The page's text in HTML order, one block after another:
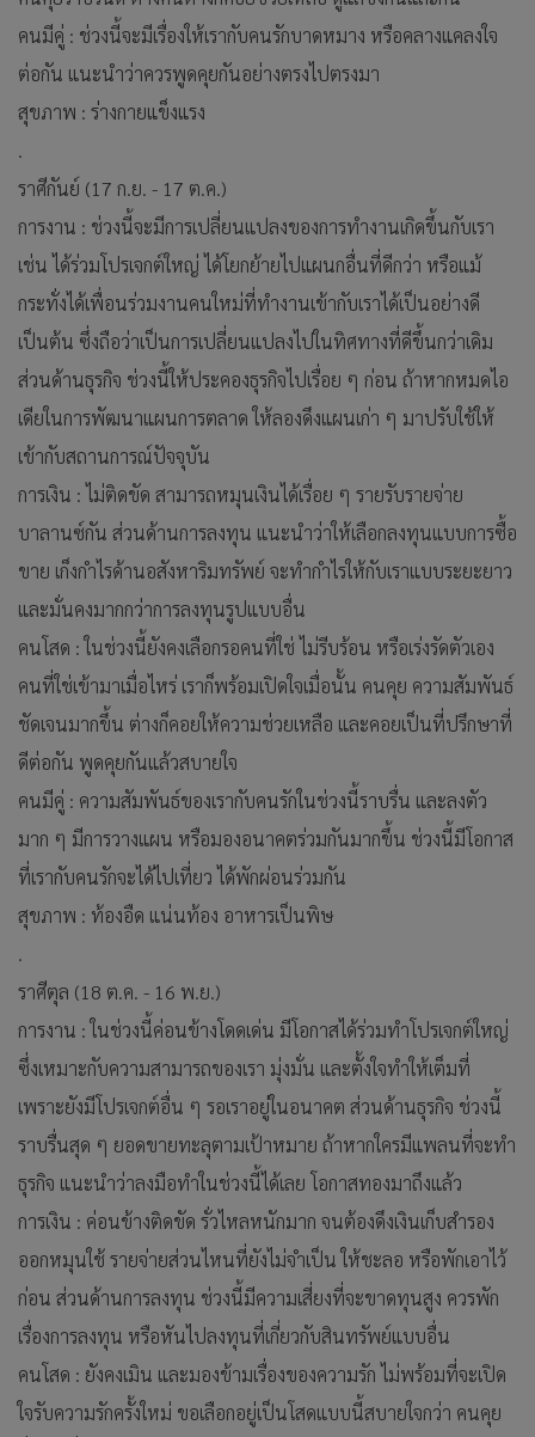
คนมีคู่ : ช่วงนี้จะมีเรื่องให้เรากับคนรักบาดหมาง หรือคลางแคลงใจ
ต่อกัน แนะนำว่าควรพูดคุยกันอย่างตรงไปตรงมา
สุขภาพ : ร่างกายแข็งแรง
.
ราศีกันย์ (17 ก.ย. - 17 ต.ค.)
การงาน : ช่วงนี้จะมีการเปลี่ยนแปลงของการทำงานเกิดขึ้นกับเรา
เช่น ได้ร่วมโปรเจกต์ใหญ่ ได้โยกย้ายไปแผนกอื่นที่ดีกว่า หรือแม้
กระทั่งได้เพื่อนร่วมงานคนใหม่ที่ทำงานเข้ากับเราได้เป็นอย่างดี
เป็นต้น ซึ่งถือว่าเป็นการเปลี่ยนแปลงไปในทิศทางที่ดีขึ้นกว่าเดิม
ส่วนด้านธุรกิจ ช่วงนี้ให้ประคองธุรกิจไปเรื่อย ๆ ก่อน ถ้าหากหมดไอ
เดียในการพัฒนาแผนการตลาด ให้ลองดึงแผนเก่า ๆ มาปรับใช้ให้
เข้ากับสถานการณ์ปัจจุบัน
การเงิน : ไม่ติดขัด สามารถหมุนเงินได้เรื่อย ๆ รายรับรายจ่าย
บาลานซ์กัน ส่วนด้านการลงทุน แนะนำว่าให้เลือกลงทุนแบบการซื้อ
ขาย เก็งกำไรด้านอสังหาริมทรัพย์ จะทำกำไรให้กับเราแบบระยะยาว
และมั่นคงมากกว่าการลงทุนรูปแบบอื่น
คนโสด : ในช่วงนี้ยังคงเลือกรอคนที่ใช่ ไม่รีบร้อน หรือเร่งรัดตัวเอง
คนที่ใช่เข้ามาเมื่อไหร่ เราก็พร้อมเปิดใจเมื่อนั้น คนคุย ความสัมพันธ์
ชัดเจนมากขึ้น ต่างก็คอยให้ความช่วยเหลือ และคอยเป็นที่ปรึกษาที่
ดีต่อกัน พูดคุยกันแล้วสบายใจ
คนมีคู่ : ความสัมพันธ์ของเรากับคนรักในช่วงนี้ราบรื่น และลงตัว
มาก ๆ มีการวางแผน หรือมองอนาคตร่วมกันมากขึ้น ช่วงนี้มีโอกาส
ที่เรากับคนรักจะได้ไปเที่ยว ได้พักผ่อนร่วมกัน
สุขภาพ : ท้องอืด แน่นท้อง อาหารเป็นพิษ
.
ราศีตุล (18 ต.ค. - 16 พ.ย.)
การงาน : ในช่วงนี้ค่อนข้างโดดเด่น มีโอกาสได้ร่วมทำโปรเจกต์ใหญ่
ซึ่งเหมาะกับความสามารถของเรา มุ่งมั่น และตั้งใจทำให้เต็มที่
เพราะยังมีโปรเจกต์อื่น ๆ รอเราอยู่ในอนาคต ส่วนด้านธุรกิจ ช่วงนี้
ราบรื่นสุด ๆ ยอดขายทะลุตามเป้าหมาย ถ้าหากใครมีแพลนที่จะทำ
ธุรกิจ แนะนำว่าลงมือทำในช่วงนี้ได้เลย โอกาสทองมาถึงแล้ว
การเงิน : ค่อนข้างติดขัด รั่วไหลหนักมาก จนต้องดึงเงินเก็บสำรอง
ออกหมุนใช้ รายจ่ายส่วนไหนที่ยังไม่จำเป็น ให้ชะลอ หรือพักเอาไว้
ก่อน ส่วนด้านการลงทุน ช่วงนี้มีความเสี่ยงที่จะขาดทุนสูง ควรพัก
เรื่องการลงทุน หรือหันไปลงทุนที่เกี่ยวกับสินทรัพย์แบบอื่น
คนโสด : ยังคงเมิน และมองข้ามเรื่องของความรัก ไม่พร้อมที่จะเปิด
ใจรับความรักครั้งใหม่ ขอเลือกอยู่เป็นโสดแบบนี้สบายใจกว่า คนคุย